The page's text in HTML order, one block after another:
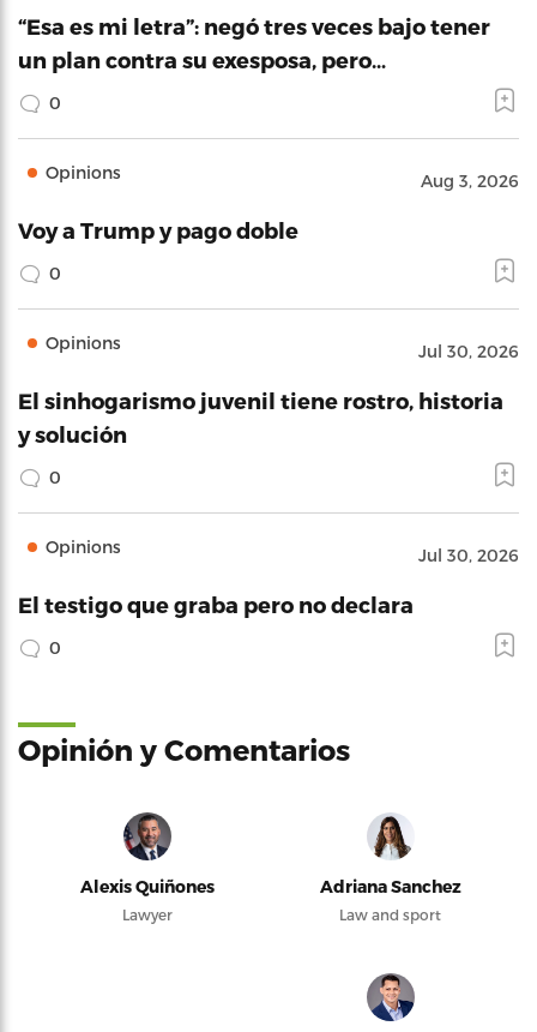
“Esa es mi letra”: negó tres veces bajo tener
un plan contra su exesposa, pero…
0
Opinions Aug 3, 2026
Voy a Trump y pago doble
0
Opinions Jul 30, 2026
El sinhogarismo juvenil tiene rostro, historia
y solución
0
Opinions Jul 30, 2026
El testigo que graba pero no declara
0
Opinión y Comentarios
Alexis Quiñones
Lawyer
Adriana Sanchez
Law and sport